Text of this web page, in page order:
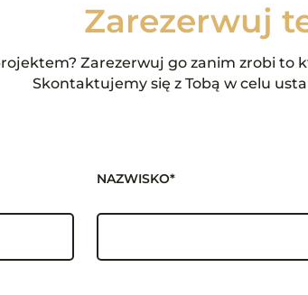
Zarezerwuj
Zarezerwuj go zanim zrobi to
Skontaktujemy się z Tobą w celu
NAZWISKO*